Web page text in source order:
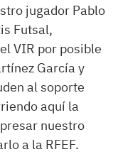
jugador Pablo
Futsal,
VIR por posible
García y
al soporte
aquí la
nuestro
a la RFEF.